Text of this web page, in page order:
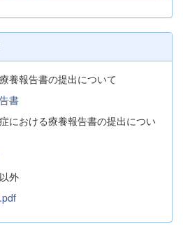
養報告書の提出について
書
における療養報告書の提出につい
外